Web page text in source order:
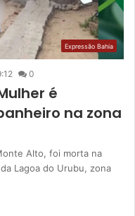
Expressão Bahia
0
é
na zona
Alto, foi morta na
Lagoa do Urubu, zona